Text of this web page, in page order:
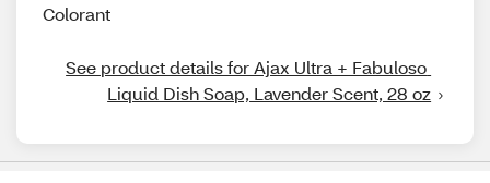
Colorant
See product details for Ajax Ultra + Fabuloso
Liquid Dish Soap, Lavender Scent, 28 oz